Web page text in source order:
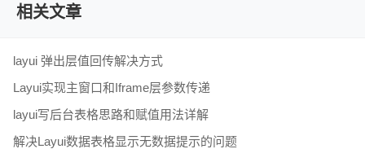
相关文章
layui 弹出层值回传解决方式
Layui实现主窗口和Iframe层参数传递
layui写后台表格思路和赋值用法详解
解决Layui数据表格显示无数据提示的问题